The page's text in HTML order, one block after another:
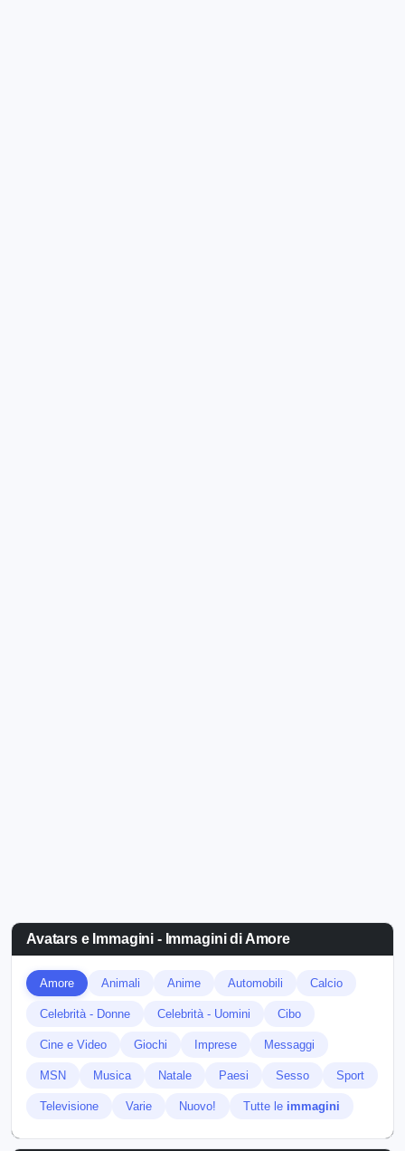
Avatars e Immagini - Immagini di Amore
Amore Animali Anime Automobili Calcio
Celebrità - Donne Celebrità - Uomini Cibo
Cine e Video Giochi Imprese Messaggi
MSN Musica Natale Paesi Sesso Sport
Televisione Varie Nuovo! Tutte le immagini